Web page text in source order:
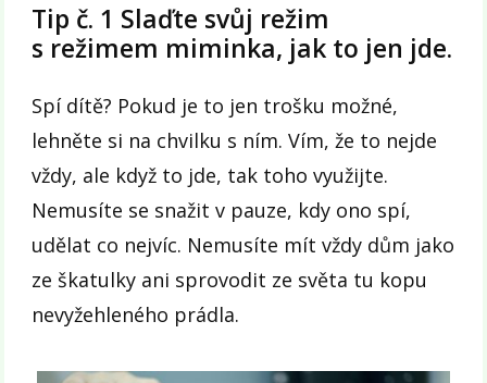
Tip č. 1 Slaďte svůj režim
s režimem miminka, jak to jen jde.
Spí dítě? Pokud je to jen trošku možné,
lehněte si na chvilku s ním. Vím, že to nejde
vždy, ale když to jde, tak toho využijte.
Nemusíte se snažit v pauze, kdy ono spí,
udělat co nejvíc. Nemusíte mít vždy dům jako
ze škatulky ani sprovodit ze světa tu kopu
nevyžehleného prádla.